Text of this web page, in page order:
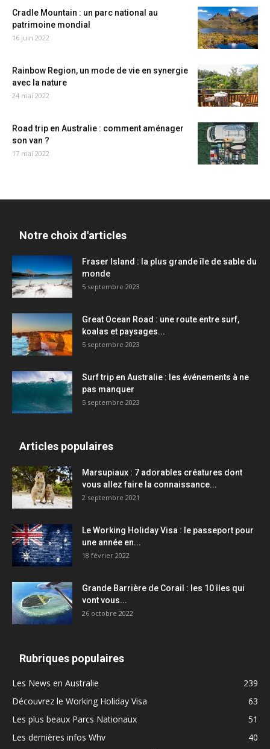
Cradle Mountain : un parc national au
patrimoine mondial
16 juin 2022
Rainbow Region, un mode de vie en synergie
avec la nature
24 mai 2022
Road trip en Australie : comment aménager
son van ?
17 mai 2022
Notre choix d'articles
Fraser Island : la plus grande île de sable du
monde
5 septembre 2023
Great Ocean Road : une route entre surf,
koalas et paysages...
5 septembre 2023
Surf trip en Australie : les événements à ne
pas manquer
5 septembre 2023
Articles populaires
Marsupiaux : 7 adorables créatures dont
vous allez faire la connaissance...
2 septembre 2021
Le Working Holiday Visa : le passeport pour
une année en...
18 février 2022
Grande Barrière de Corail : les 10 îles qui
vont vous...
26 octobre 2022
Rubriques populaires
Les News en Australie
239
Découvrez le Working Holiday Visa
63
Les plus beaux Parcs Nationaux
51
Les dernières infos Whv
40